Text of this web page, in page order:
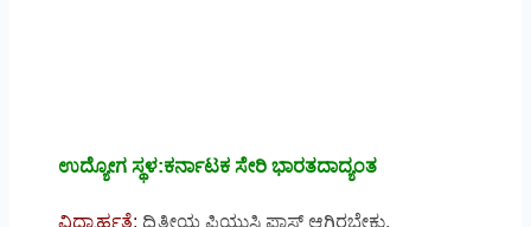
ಉದ್ಯೋಗ ಸ್ಥಳ:ಕರ್ನಾಟಕ ಸೇರಿ ಭಾರತದಾದ್ಯಂತ
ವಿದ್ಯಾರ್ಹತೆ: ದ್ವಿತೀಯ ಪಿಯುಸಿ ಪಾಸ್ ಆಗಿರಬೇಕು.